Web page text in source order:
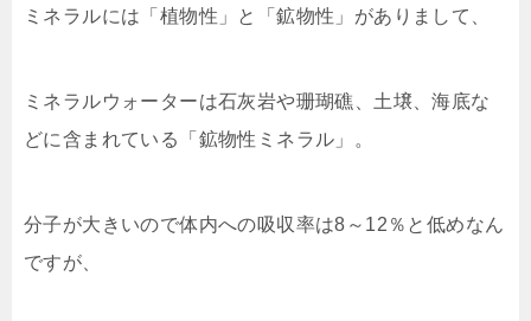
ミネラルには「植物性」と「鉱物性」がありまして、
ミネラルウォーターは石灰岩や珊瑚礁、土壌、海底な
どに含まれている「鉱物性ミネラル」。
分子が大きいので体内への吸収率は8～12％と低めなん
ですが、